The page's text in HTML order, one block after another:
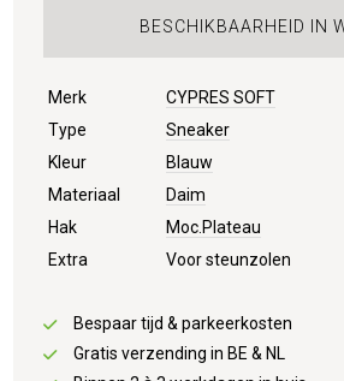
BESCHIKBAARHEID IN
Merk
CYPRES SOFT
Type
Sneaker
Kleur
Blauw
Materiaal
Daim
Hak
Moc.Plateau
Extra
Voor steunzolen
Bespaar tijd & parkeerkosten
Gratis verzending in BE & NL